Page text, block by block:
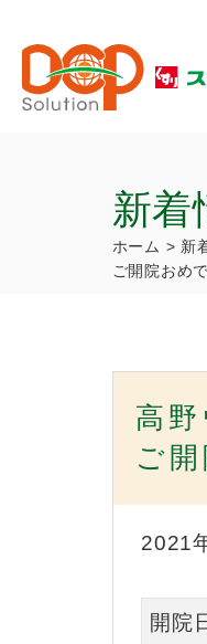
新着
ホーム > 新
ご開院おめ
高
ご
2021
開院